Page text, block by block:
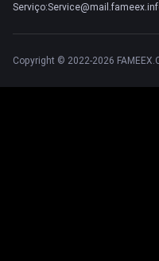
Copyright © 2022-2026